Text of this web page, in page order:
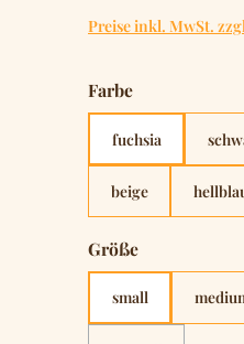
Preise inkl. MwSt.
Farbeauswählen
fuchsia
beige
Größeauswählen
small